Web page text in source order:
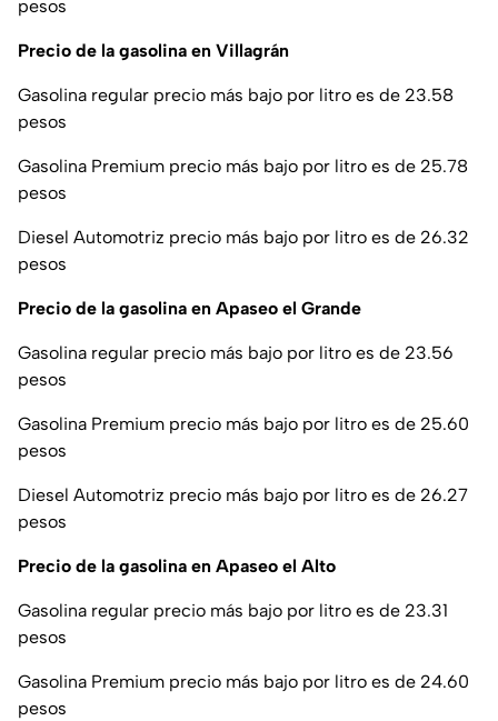
pesos
Precio de la gasolina en Villagrán
Gasolina regular precio más bajo por litro es de 23.58
pesos
Gasolina Premium precio más bajo por litro es de 25.78
pesos
Diesel Automotriz precio más bajo por litro es de 26.32
pesos
Precio de la gasolina en Apaseo el Grande
Gasolina regular precio más bajo por litro es de 23.56
pesos
Gasolina Premium precio más bajo por litro es de 25.60
pesos
Diesel Automotriz precio más bajo por litro es de 26.27
pesos
Precio de la gasolina en Apaseo el Alto
Gasolina regular precio más bajo por litro es de 23.31
pesos
Gasolina Premium precio más bajo por litro es de 24.60
pesos